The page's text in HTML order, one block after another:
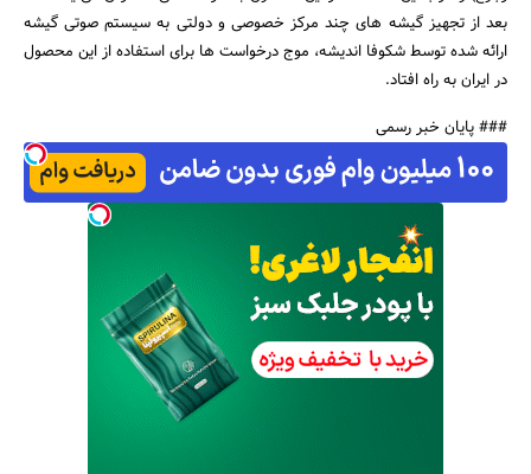
بعد از تجهیز گیشه های چند مرکز خصوصی و دولتی به سیستم صوتی گیشه
ارائه شده توسط شکوفا اندیشه، موج درخواست ها برای استفاده از این محصول
در ایران به راه افتاد.
### پایان خبر رسمی